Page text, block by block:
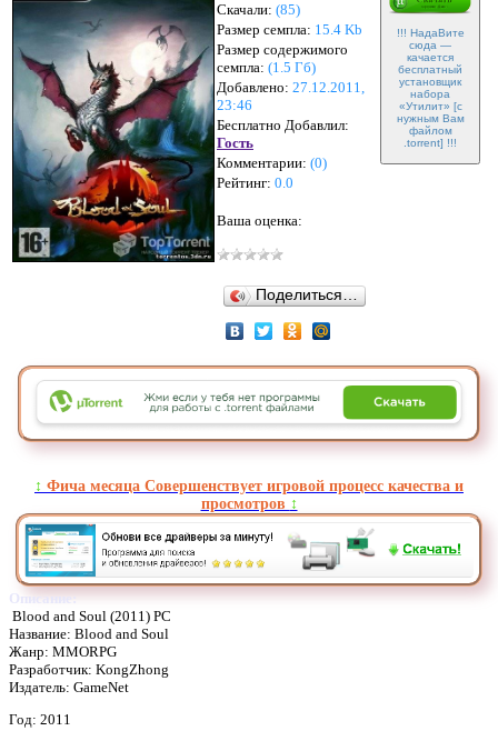
!!! НадаВите
сюда —
качается
бесплатный
установщик
набора
«Утилит» [с
нужным Вам
файлом
.torrent] !!!
Скачали: (85)
Размер семпла: 15.4 Kb
Размер содержимого
семпла: (1.5 Гб)
Добавлено: 27.12.2011,
23:46
Бесплатно Добавлил:
Гость
Комментарии: (0)
Рейтинг: 0.0
Ваша оценка:
Поделиться…
↕️ Фича месяца Совершенствует игровой процесс качества и
просмотров ↕️
Описание:
Blood and Soul (2011) PC
Название: Blood and Soul
Жанр: MMORPG
Разработчик: KongZhong
Издатель: GameNet
Год: 2011